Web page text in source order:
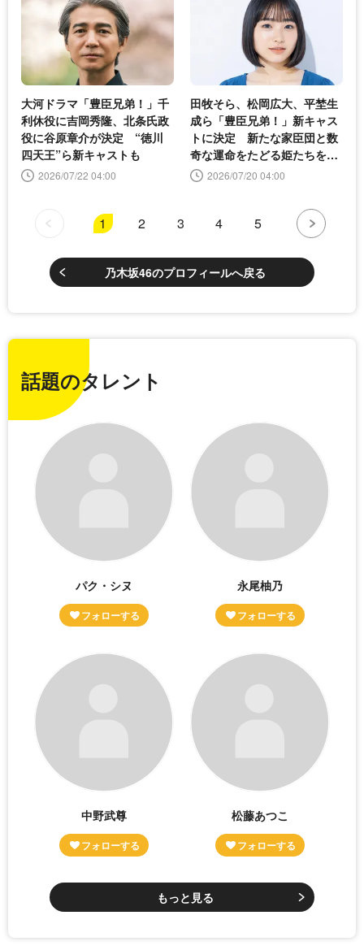
大河ドラマ「豊臣兄弟！」千
利休役に吉岡秀隆、北条氏政
役に谷原章介が決定 “徳川
四天王”ら新キャストも
2026/07/22 04:00
田牧そら、松岡広大、平埜生
成ら「豊臣兄弟！」新キャス
トに決定 新たな家臣団と数
奇な運命をたどる姫たちを一
挙公開2026/07/20 04:00
1 2 3 4 5
乃木坂46のプロフィールへ戻る
話題のタレント
パク・シヌ 永尾柚乃
中野武尊 松藤あつこ
もっと見る